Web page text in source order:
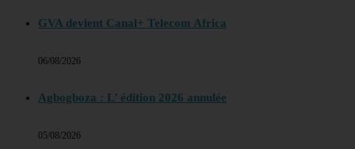
GVA devient Canal+ Telecom Africa
06/08/2026
Agbogboza : L’ édition 2026 annulée
05/08/2026